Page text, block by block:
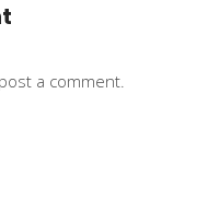
a comment.